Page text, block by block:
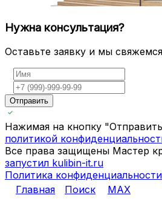
Нужна консультация?
Оставьте заявку и мы
Отправить
Нажимая на кнопку
политикой
Все права защищены Мастер
запустил kulibin-it.ru
Политика конфиденциальности
Главная
Поиск MAX